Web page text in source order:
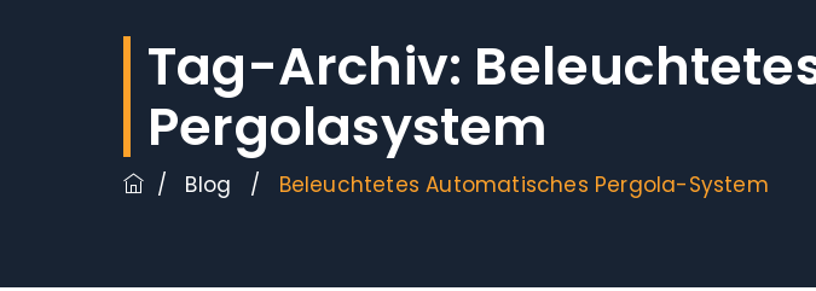
Tag-Archiv:
Pergolasystem
/ Blog / Beleuchtetes Automatisches Pergola-System